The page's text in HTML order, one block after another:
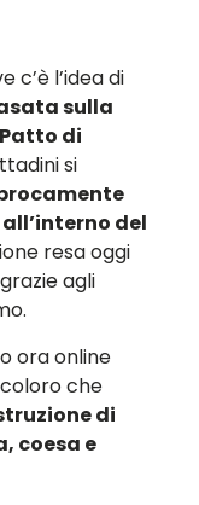
c’è l’idea di
sulla
Patto di
si
del
resa oggi
agli
ora online
coloro che
di
coesa e